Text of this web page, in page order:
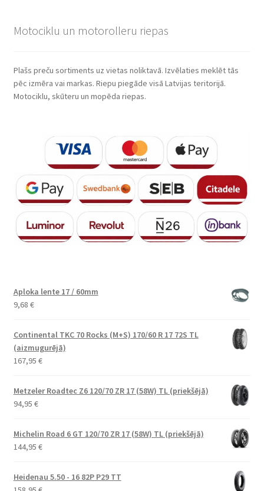
Motociklu un motorolleru riepas
Plašs preču sortiments uz vietas noliktavā. Izvēlaties meklēt tās
pēc izmēra vai markas. Riepu piegāde visā Latvijas teritorijā.
Motociklu, skūteru un mopēda riepas.
Aploka lente 17 / 60mm
9,68 €
Continental TKC 70 Rocks (M+S) 170/60 R 17 72S TL
(aizmugurējā)
167,95 €
Metzeler Roadtec Z6 120/70 ZR 17 (58W) TL (priekšējā)
94,95 €
Michelin Road 6 GT 120/70 ZR 17 (58W) TL (priekšējā)
144,95 €
Heidenau 5.50 - 16 82P P29 TT